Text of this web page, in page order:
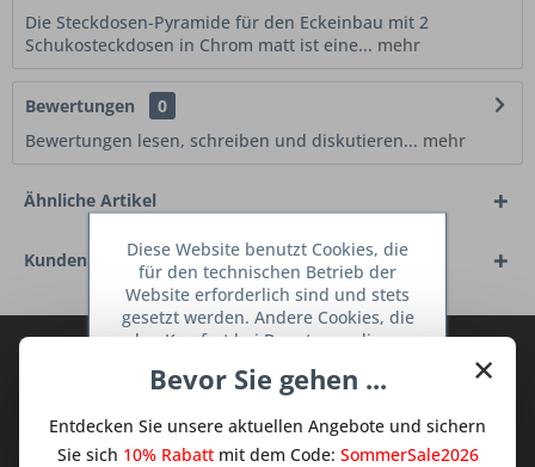
Die Steckdosen-Pyramide für den Eckeinbau mit 2
Schukosteckdosen in Chrom matt ist eine... mehr
Bewertungen
0
Bewertungen lesen, schreiben und diskutieren... mehr
Ähnliche Artikel
Kunden haben sich ebenfalls angesehen
TraumKüche Newsletter und verpassen
dem Traum Küchen - Shop.
×
Bevor Sie gehen ...
Entdecken Sie unsere aktuellen Angebote und sichern
Sie sich 10% Rabattmit dem Code: SommerSale2026
Diese Website benutzt Cookies, die
für den technischen Betrieb der
Website erforderlich sind und stets
gesetzt werden. Andere Cookies, die
den Komfort bei Benutzung dieser
dienen oder die Interaktion mit
Netzwerken vereinfachen sollen,
werden nur mit Ihrer Zustimmung